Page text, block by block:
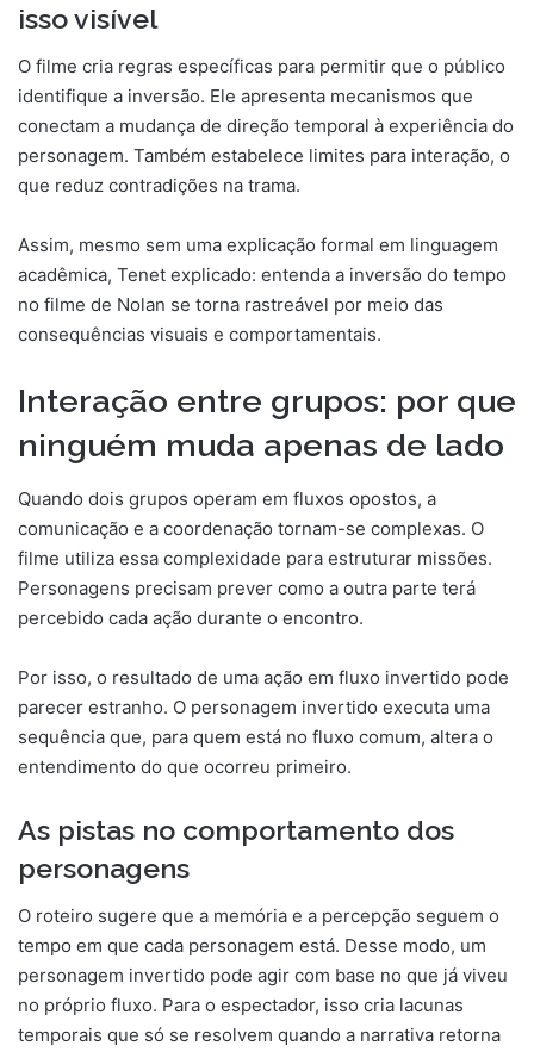
isso visível
O filme cria regras específicas para permitir que o público
identifique a inversão. Ele apresenta mecanismos que
conectam a mudança de direção temporal à experiência do
personagem. Também estabelece limites para interação, o
que reduz contradições na trama.
Assim, mesmo sem uma explicação formal em linguagem
acadêmica, Tenet explicado: entenda a inversão do tempo
no filme de Nolan se torna rastreável por meio das
consequências visuais e comportamentais.
Interação entre grupos: por que
ninguém muda apenas de lado
Quando dois grupos operam em fluxos opostos, a
comunicação e a coordenação tornam-se complexas. O
filme utiliza essa complexidade para estruturar missões.
Personagens precisam prever como a outra parte terá
percebido cada ação durante o encontro.
Por isso, o resultado de uma ação em fluxo invertido pode
parecer estranho. O personagem invertido executa uma
sequência que, para quem está no fluxo comum, altera o
entendimento do que ocorreu primeiro.
As pistas no comportamento dos
personagens
O roteiro sugere que a memória e a percepção seguem o
tempo em que cada personagem está. Desse modo, um
personagem invertido pode agir com base no que já viveu
no próprio fluxo. Para o espectador, isso cria lacunas
temporais que só se resolvem quando a narrativa retorna